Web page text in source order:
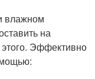
влажном
на
этого. Эффективно